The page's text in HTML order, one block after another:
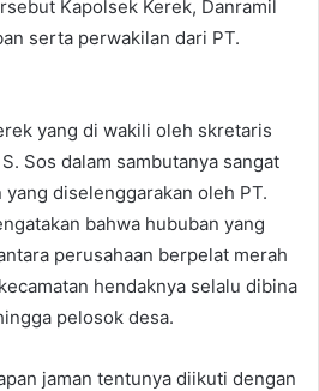
Kapolsek Kerek, Danramil
serta perwakilan dari PT.
yang di wakili oleh skretaris
Sos dalam sambutanya sangat
diselenggarakan oleh PT.
bahwa hububan yang
perusahaan berpelat merah
hendaknya selalu dibina
pelosok desa.
jaman tentunya diikuti dengan